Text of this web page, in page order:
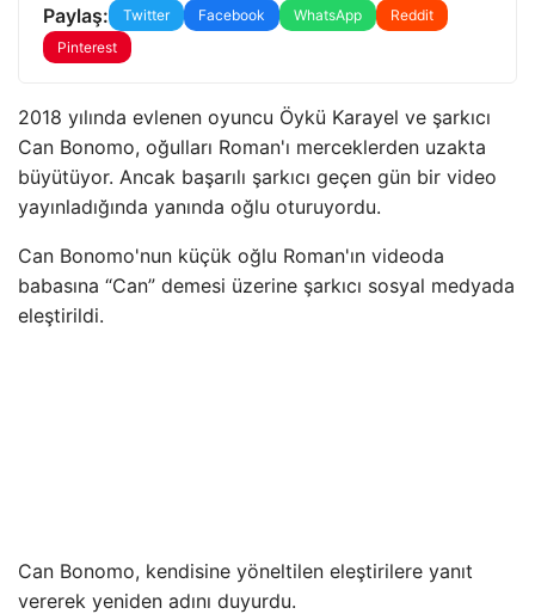
Paylaş: Twitter Facebook WhatsApp
Reddit
Pinterest
2018 yılında evlenen oyuncu Öykü Karayel ve şarkıcı
Can Bonomo, oğulları Roman'ı merceklerden uzakta
büyütüyor. Ancak başarılı şarkıcı geçen gün bir video
yayınladığında yanında oğlu oturuyordu.
Can Bonomo'nun küçük oğlu Roman'ın videoda
babasına “Can” demesi üzerine şarkıcı sosyal medyada
eleştirildi.
Can Bonomo, kendisine yöneltilen eleştirilere yanıt
vererek yeniden adını duyurdu.